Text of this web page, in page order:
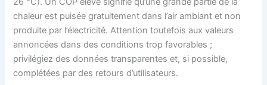
chaleur est puisée gratuitement dans l’air ambiant et non
produite par l’électricité. Attention toutefois aux valeurs
annoncées dans des conditions trop favorables ;
privilégiez des données transparentes et, si possible,
complétées par des retours d’utilisateurs.